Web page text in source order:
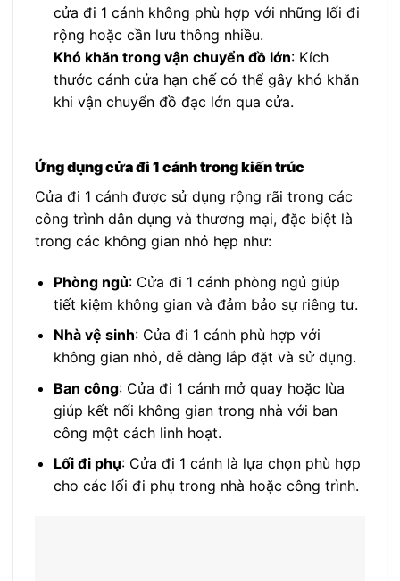
cửa đi 1 cánh không phù hợp với những lối đi
rộng hoặc cần lưu thông nhiều.
Khó khăn trong vận chuyển đồ lớn: Kích
thước cánh cửa hạn chế có thể gây khó khăn
khi vận chuyển đồ đạc lớn qua cửa.
Ứng dụng cửa đi 1 cánh trong kiến trúc
Cửa đi 1 cánh được sử dụng rộng rãi trong các
công trình dân dụng và thương mại, đặc biệt là
trong các không gian nhỏ hẹp như:
Phòng ngủ: Cửa đi 1 cánh phòng ngủ giúp
tiết kiệm không gian và đảm bảo sự riêng tư.
Nhà vệ sinh: Cửa đi 1 cánh phù hợp với
không gian nhỏ, dễ dàng lắp đặt và sử dụng.
Ban công: Cửa đi 1 cánh mở quay hoặc lùa
giúp kết nối không gian trong nhà với ban
công một cách linh hoạt.
Lối đi phụ: Cửa đi 1 cánh là lựa chọn phù hợp
cho các lối đi phụ trong nhà hoặc công trình.